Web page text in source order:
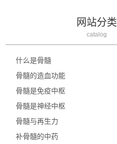
网站分类
catalog
什么是骨髓
骨髓的造血功能
骨髓是免疫中枢
骨髓是神经中枢
骨髓与再生力
补骨髓的中药